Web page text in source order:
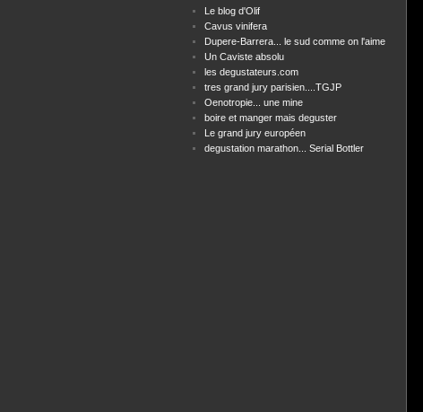
Le blog d'Olif
Cavus vinifera
Dupere-Barrera... le sud comme on l'aime
Un Caviste absolu
les degustateurs.com
tres grand jury parisien....TGJP
Oenotropie... une mine
boire et manger mais deguster
Le grand jury européen
degustation marathon... Serial Bottler